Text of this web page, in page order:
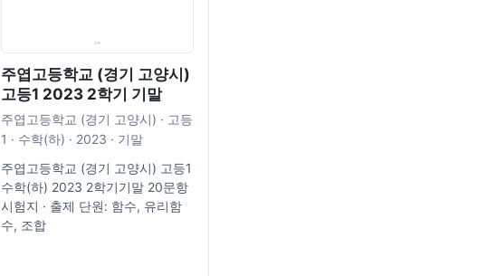
주엽고등학교 (경기 고양시)
고등1 2023 2학기 기말
주엽고등학교 (경기 고양시) · 고등
1 · 수학(하) · 2023 · 기말
주엽고등학교 (경기 고양시) 고등1
수학(하) 2023 2학기기말 20문항
시험지 · 출제 단원: 함수, 유리함
수, 조합